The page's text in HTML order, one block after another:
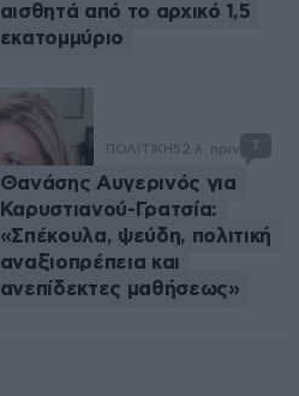
αισθητά από το αρχικό 1,5
εκατομμύριο
ΠΟΛΙΤΙΚΗ52 λ. πριν 7
Θανάσης Αυγερινός για
Καρυστιανού-Γρατσία:
«Σπέκουλα, ψεύδη, πολιτική
αναξιοπρέπεια και
ανεπίδεκτες μαθήσεως»